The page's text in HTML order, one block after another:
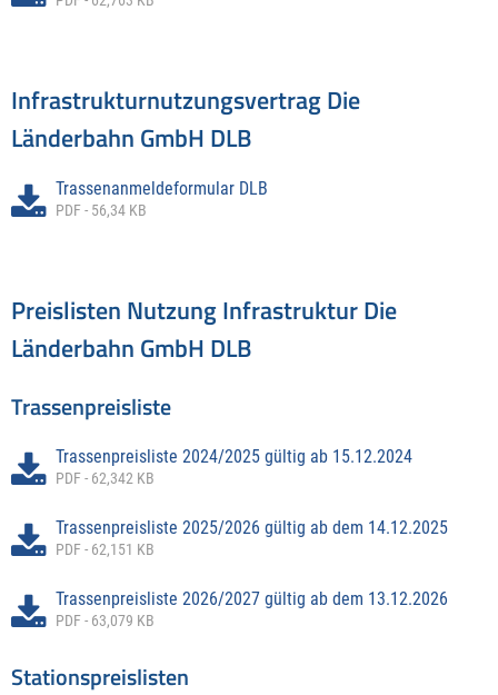
Infrastrukturnutzungsvertrag Die
Länderbahn GmbH DLB
Trassenanmeldeformular DLB
PDF - 56,34 KB
Preislisten Nutzung Infrastruktur Die
Länderbahn GmbH DLB
Trassenpreisliste
Trassenpreisliste 2024/2025 gültig ab 15.12.2024
PDF - 62,342 KB
Trassenpreisliste 2025/2026 gültig ab dem 14.12.2025
PDF - 62,151 KB
Trassenpreisliste 2026/2027 gültig ab dem 13.12.2026
PDF - 63,079 KB
Stationspreislisten